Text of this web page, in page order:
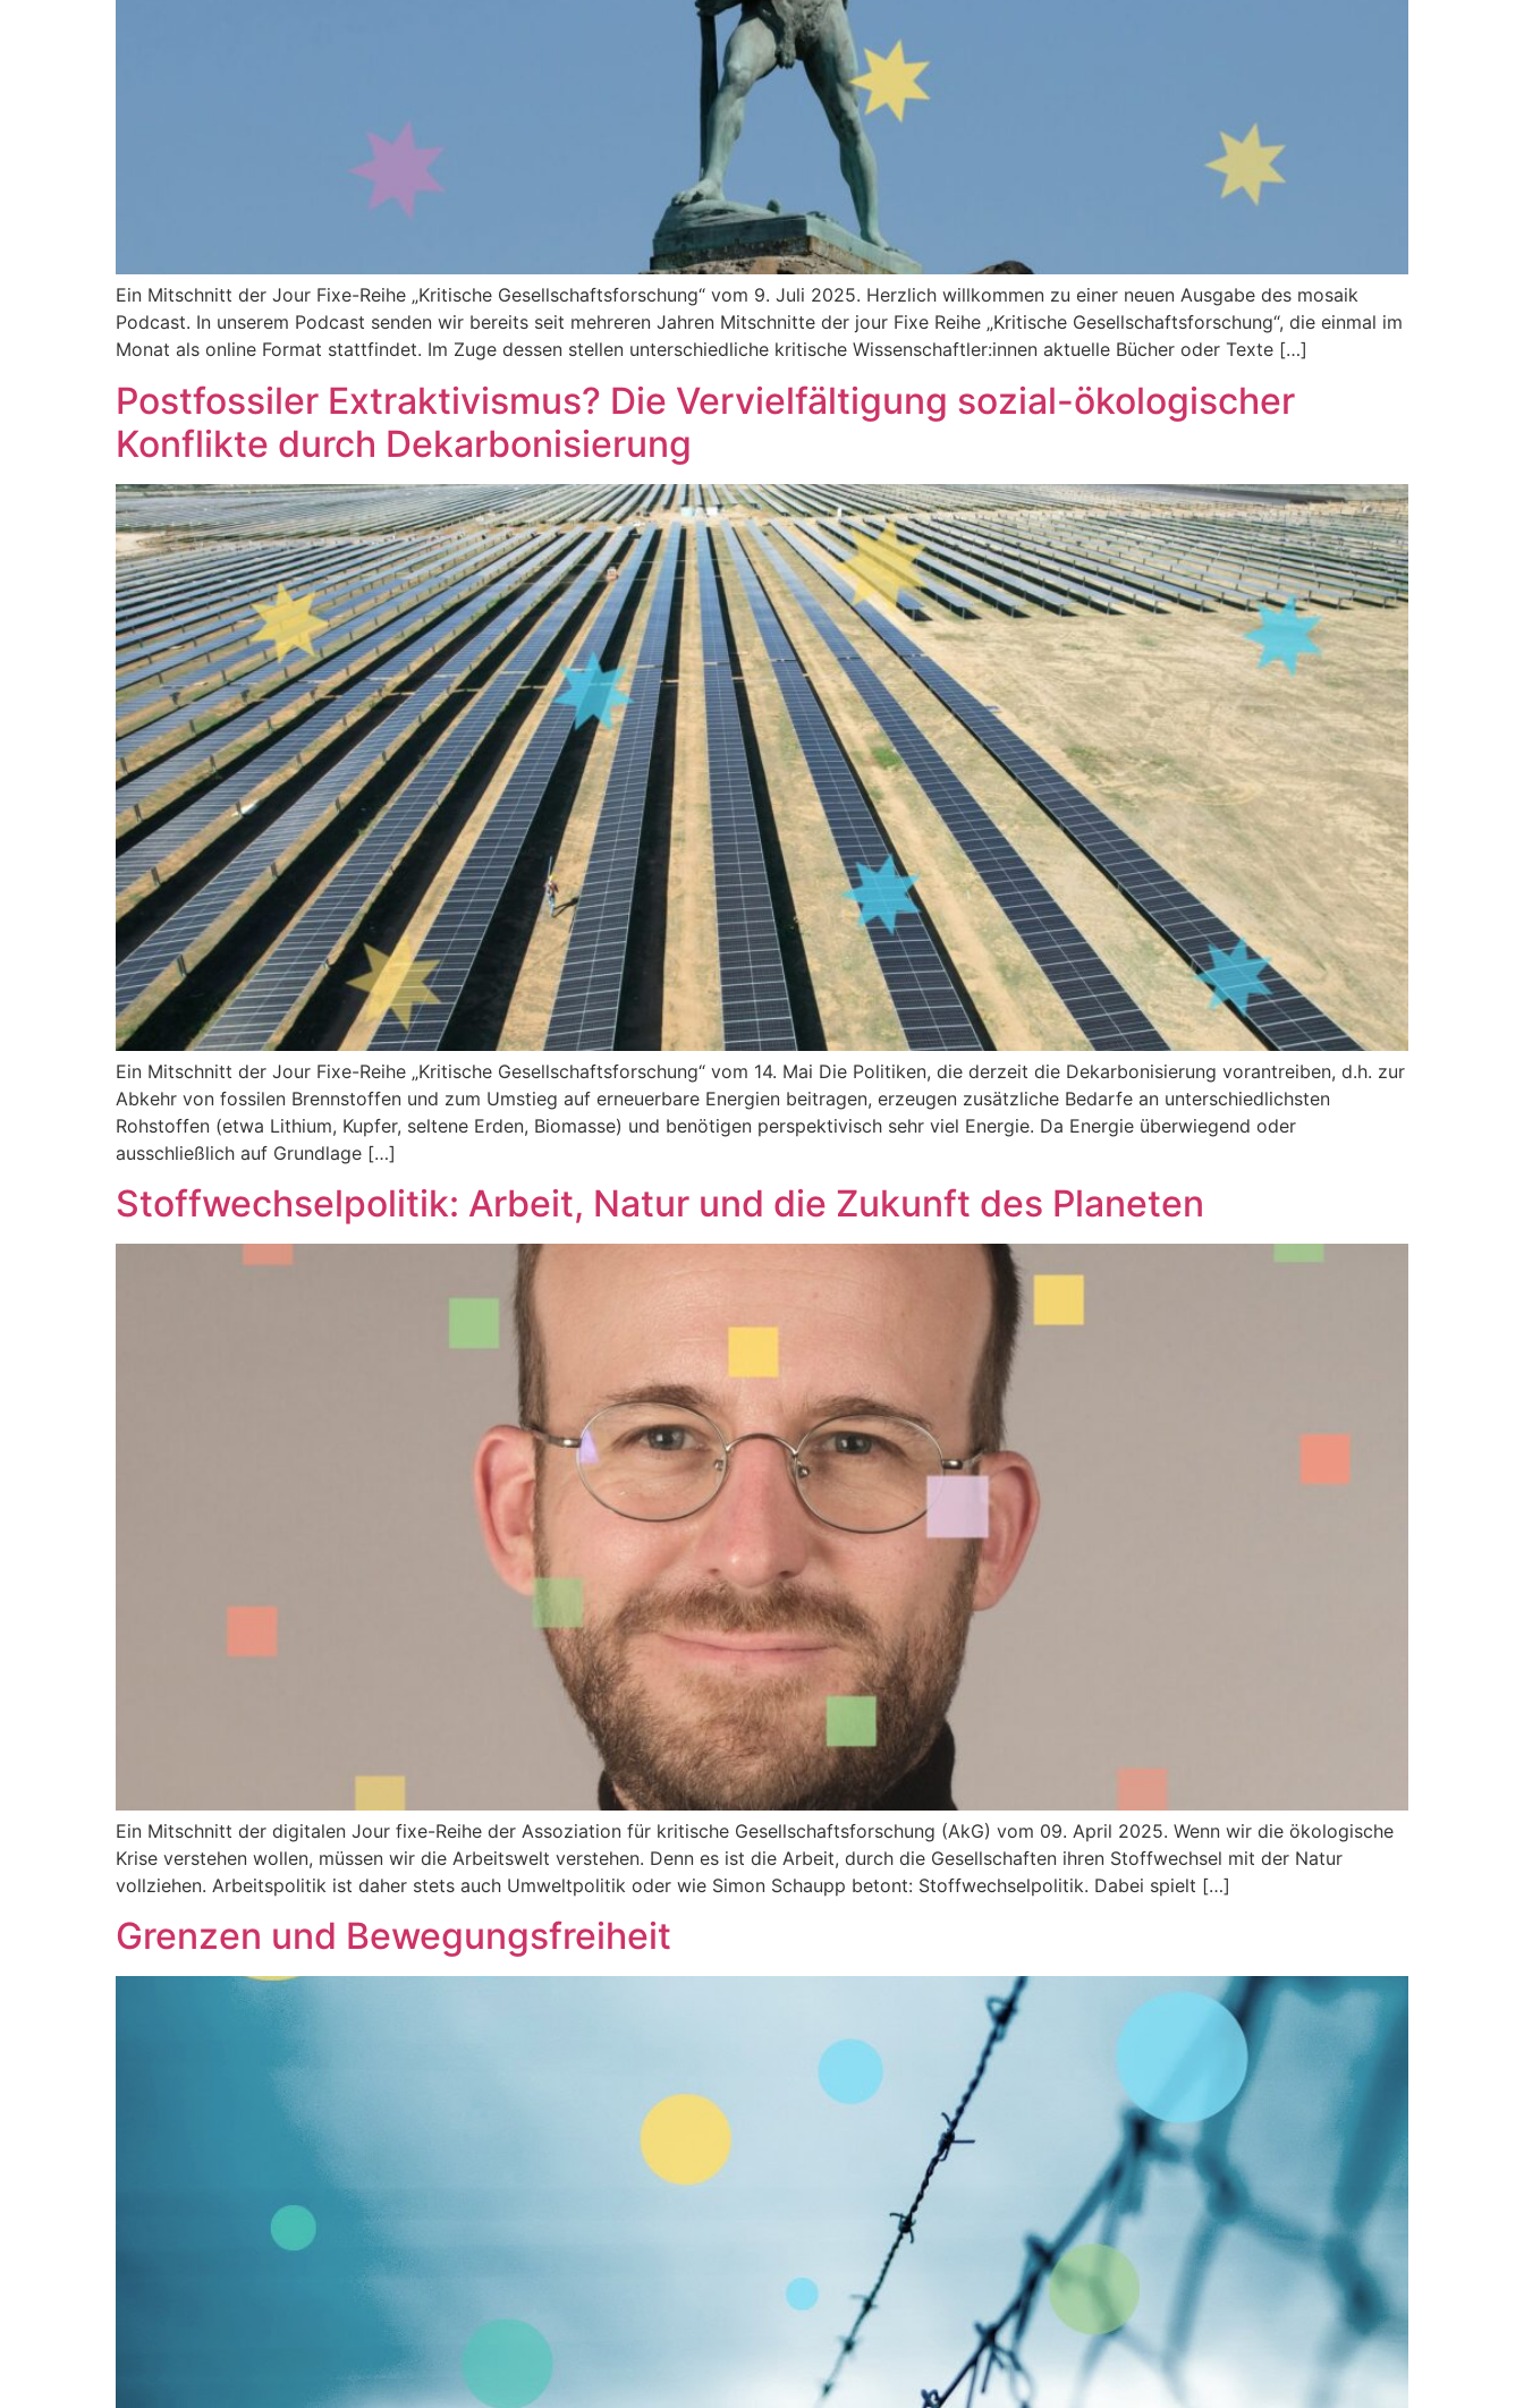
Ein Mitschnitt der Jour Fixe-Reihe „Kritische Gesellschaftsforschung“ vom 9. Juli 2025. Herzlich willkommen zu einer neuen Ausgabe des mosaik
Podcast. In unserem Podcast senden wir bereits seit mehreren Jahren Mitschnitte der jour Fixe Reihe „Kritische Gesellschaftsforschung“, die einmal im
Monat als online Format stattfindet. Im Zuge dessen stellen unterschiedliche kritische Wissenschaftler:innen aktuelle Bücher oder Texte […]
Postfossiler Extraktivismus? Die Vervielfältigung sozial-ökologischer
Konflikte durch Dekarbonisierung
Ein Mitschnitt der Jour Fixe-Reihe „Kritische Gesellschaftsforschung“ vom 14. Mai Die Politiken, die derzeit die Dekarbonisierung vorantreiben, d.h. zur
Abkehr von fossilen Brennstoffen und zum Umstieg auf erneuerbare Energien beitragen, erzeugen zusätzliche Bedarfe an unterschiedlichsten
Rohstoffen (etwa Lithium, Kupfer, seltene Erden, Biomasse) und benötigen perspektivisch sehr viel Energie. Da Energie überwiegend oder
ausschließlich auf Grundlage […]
Stoffwechselpolitik: Arbeit, Natur und die Zukunft des Planeten
Ein Mitschnitt der digitalen Jour fixe-Reihe der Assoziation für kritische Gesellschaftsforschung (AkG) vom 09. April 2025. Wenn wir die ökologische
Krise verstehen wollen, müssen wir die Arbeitswelt verstehen. Denn es ist die Arbeit, durch die Gesellschaften ihren Stoffwechsel mit der Natur
vollziehen. Arbeitspolitik ist daher stets auch Umweltpolitik oder wie Simon Schaupp betont: Stoffwechselpolitik. Dabei spielt […]
Grenzen und Bewegungsfreiheit